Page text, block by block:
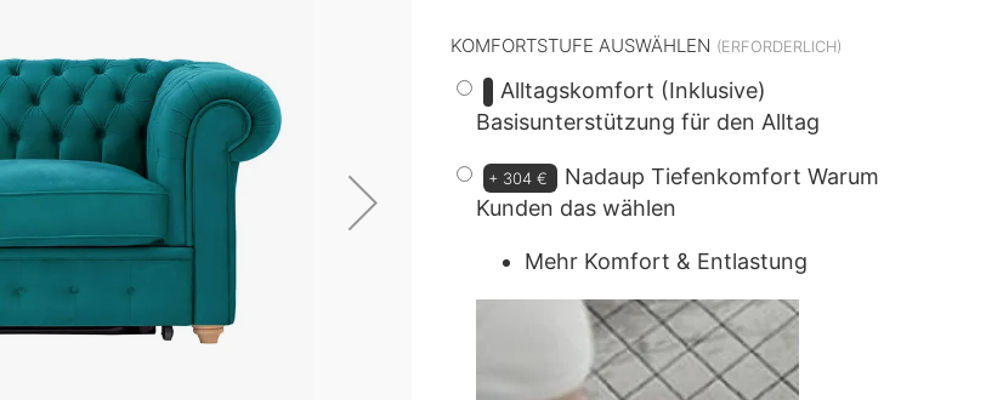
KOMFORTSTUFE AUSWÄHLEN
Alltagskomfort (Inklusive)
Basisunterstützung für den Alltag
+ 304 € Nadaup Tiefenkomfort Warum
Kunden das wählen
Mehr Komfort & Entlastung